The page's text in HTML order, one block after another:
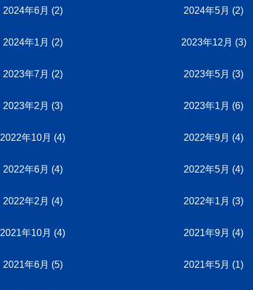
2024年6月 (2) 2024年5月 (2)
2024年1月 (2) 2023年12月 (3)
2023年7月 (2) 2023年5月 (3)
2023年2月 (3) 2023年1月 (6)
2022年10月 (4) 2022年9月 (4)
2022年6月 (4) 2022年5月 (4)
2022年2月 (4) 2022年1月 (3)
2021年10月 (4) 2021年9月 (4)
2021年6月 (5) 2021年5月 (1)